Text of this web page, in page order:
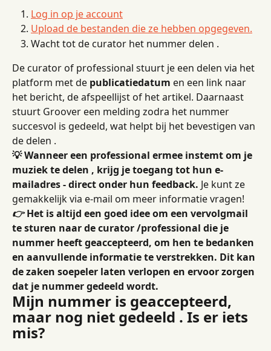
Log in op je account
Upload de bestanden die ze hebben opgegeven.
Wacht tot de curator het nummer delen .
De curator of professional stuurt je een delen via het
platform met de publicatiedatum en een link naar
het bericht, de afspeellijst of het artikel. Daarnaast
stuurt Groover een melding zodra het nummer
succesvol is gedeeld, wat helpt bij het bevestigen van
de delen .
💡 Wanneer een professional ermee instemt om je
muziek te delen , krijg je toegang tot hun e-
mailadres - direct onder hun feedback. Je kunt ze
gemakkelijk via e-mail om meer informatie vragen!
👉 Het is altijd een goed idee om een ​​vervolgmail
te sturen naar de curator /professional die je
nummer heeft geaccepteerd, om hen te bedanken
en aanvullende informatie te verstrekken. Dit kan
de zaken soepeler laten verlopen en ervoor zorgen
dat je nummer gedeeld wordt.
Mijn nummer is geaccepteerd,
maar nog niet gedeeld . Is er iets
mis?